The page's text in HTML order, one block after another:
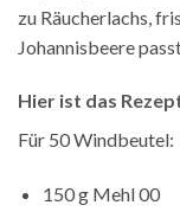
zu Räucherlachs,
Johannisbeere
Hier ist das
Für 50 Windbeutel:
150 g Mehl 00